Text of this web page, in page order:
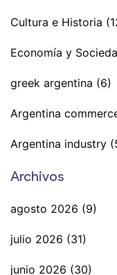
Cultura e Historia
Economía y
greek argentina (6)
Argentina
Argentina industry
Archivos
agosto 2026 (9)
julio 2026 (31)
junio 2026 (30)